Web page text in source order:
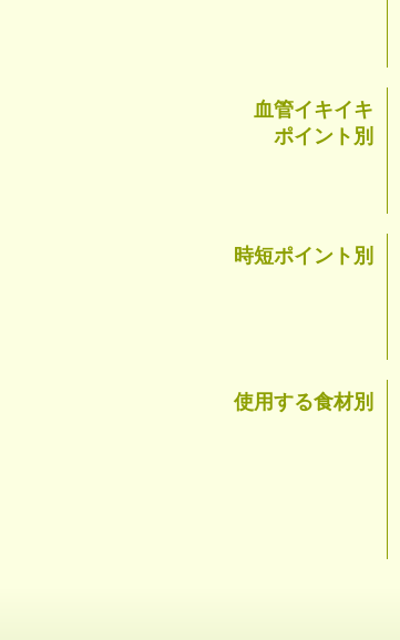
血管イキイキ
ポイント別
時短ポイント別
使用する食材別